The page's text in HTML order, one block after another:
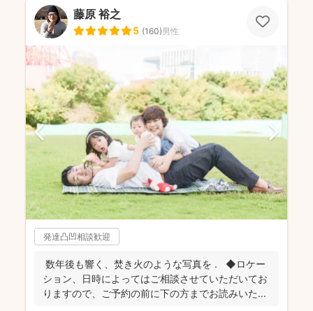
藤原 裕之
5 (160)男性
発達凸凹相談歓迎
数年後も響く、焚き火のような写真を . ◆ロケー
ション、日時によってはご相談させていただいてお
りますので、ご予約の前に下の方までお読みいた...